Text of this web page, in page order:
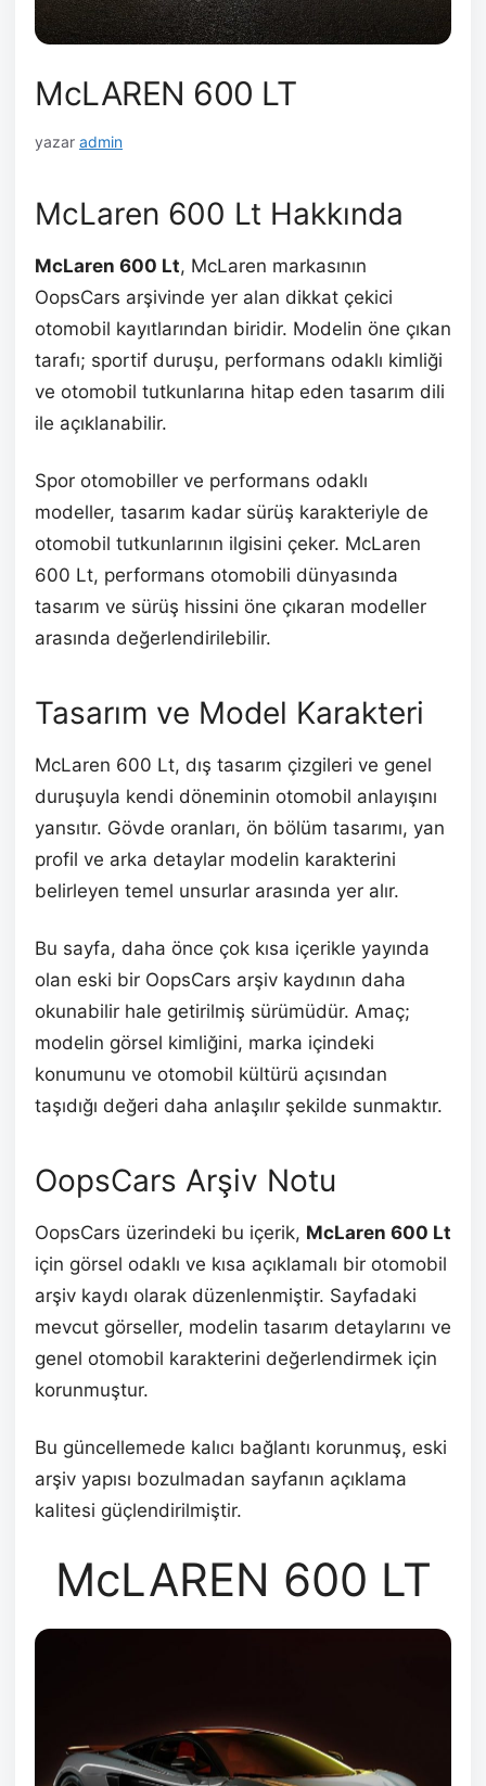
McLAREN 600 LT
yazar admin
McLaren 600 Lt Hakkında
McLaren 600 Lt, McLaren markasının
OopsCars arşivinde yer alan dikkat çekici
otomobil kayıtlarından biridir. Modelin öne çıkan
tarafı; sportif duruşu, performans odaklı kimliği
ve otomobil tutkunlarına hitap eden tasarım dili
ile açıklanabilir.
Spor otomobiller ve performans odaklı
modeller, tasarım kadar sürüş karakteriyle de
otomobil tutkunlarının ilgisini çeker. McLaren
600 Lt, performans otomobili dünyasında
tasarım ve sürüş hissini öne çıkaran modeller
arasında değerlendirilebilir.
Tasarım ve Model Karakteri
McLaren 600 Lt, dış tasarım çizgileri ve genel
duruşuyla kendi döneminin otomobil anlayışını
yansıtır. Gövde oranları, ön bölüm tasarımı, yan
profil ve arka detaylar modelin karakterini
belirleyen temel unsurlar arasında yer alır.
Bu sayfa, daha önce çok kısa içerikle yayında
olan eski bir OopsCars arşiv kaydının daha
okunabilir hale getirilmiş sürümüdür. Amaç;
modelin görsel kimliğini, marka içindeki
konumunu ve otomobil kültürü açısından
taşıdığı değeri daha anlaşılır şekilde sunmaktır.
OopsCars Arşiv Notu
OopsCars üzerindeki bu içerik, McLaren 600 Lt
için görsel odaklı ve kısa açıklamalı bir otomobil
arşiv kaydı olarak düzenlenmiştir. Sayfadaki
mevcut görseller, modelin tasarım detaylarını ve
genel otomobil karakterini değerlendirmek için
korunmuştur.
Bu güncellemede kalıcı bağlantı korunmuş, eski
arşiv yapısı bozulmadan sayfanın açıklama
kalitesi güçlendirilmiştir.
McLAREN 600 LT